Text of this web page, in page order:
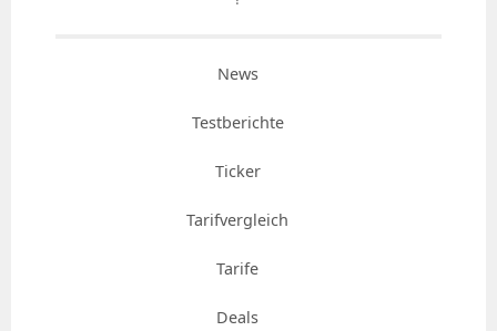
News
Testberichte
Ticker
Tarifvergleich
Tarife
Deals